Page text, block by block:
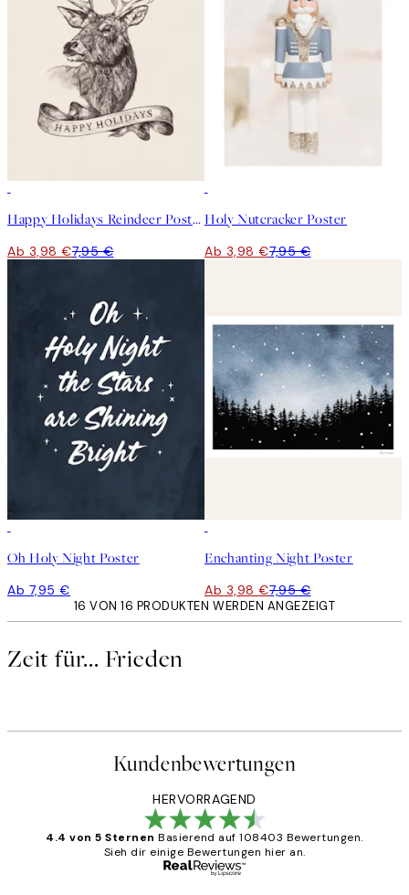
Happy Holidays Reindeer Poster
Ab 3,98 €7,95 €
Holy Nutcracker Poster
Ab 3,98 €7,95 €
Oh Holy Night Poster
Ab 7,95 €
Enchanting Night Poster
Ab 3,98 €7,95 €
16 VON 16 PRODUKTEN WERDEN ANGEZEIGT
Zeit für... Frieden
Kundenbewertungen
HERVORRAGEND
4.4 von 5 Sternen Basierend auf 108403 Bewertungen.
Sieh dir einige Bewertungen hier an.